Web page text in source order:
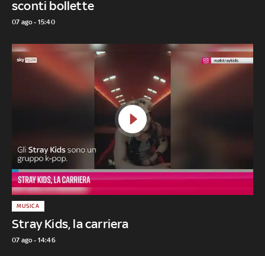
sconti bollette
07 ago - 15:40
Stray Kids, la carriera
MUSICA
07 ago - 14:46